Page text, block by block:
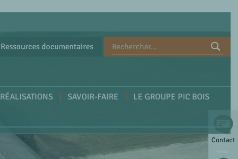
Contact
RÉALISATIONS SAVOIR-FAIRE
LE GROUPE PIC BOIS
Ressources documentaires